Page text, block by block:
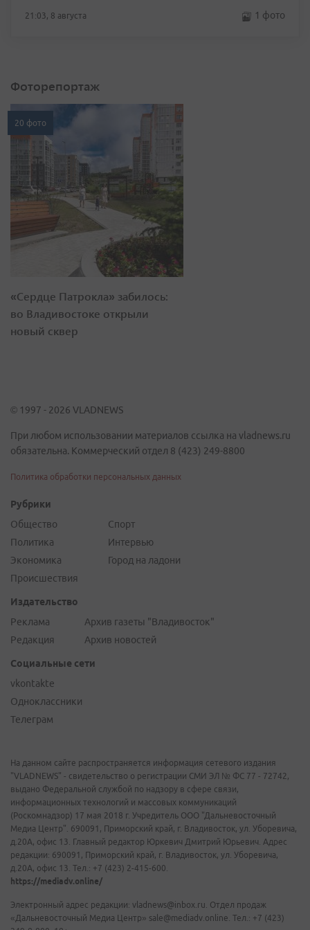
21:03, 8 августа 1 фото
Фоторепортаж
20 фото
«Сердце Патрокла» забилось:
во Владивостоке открыли
новый сквер
© 1997 - 2026 VLADNEWS
При любом использовании материалов ссылка на vladnews.ru
обязательна. Коммерческий отдел 8 (423) 249-8800
Политика обработки персональных данных
Рубрики
Общество
Политика
Экономика
Происшествия
Спорт
Интервью
Город на ладони
Издательство
Реклама
Редакция
Архив газеты "Владивосток"
Архив новостей
Социальные сети
vkontakte
Одноклассники
Телеграм
На данном сайте распространяется информация сетевого издания
"VLADNEWS" - свидетельство о регистрации СМИ ЭЛ № ФС 77 - 72742,
выдано Федеральной службой по надзору в сфере связи,
информационных технологий и массовых коммуникаций
(Роскомнадзор) 17 мая 2018 г. Учредитель ООО "Дальневосточный
Медиа Центр". 690091, Приморский край, г. Владивосток, ул. Уборевича,
д.20А, офис 13. Главный редактор Юркевич Дмитрий Юрьевич. Адрес
редакции: 690091, Приморский край, г. Владивосток, ул. Уборевича,
д.20А, офис 13. Тел.: +7 (423) 2-415-600.
https://mediadv.online/
Электронный адрес редакции: vladnews@inbox.ru. Отдел продаж
«Дальневосточный Медиа Центр» sale@mediadv.online. Тел.: +7 (423)